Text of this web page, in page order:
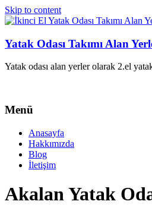
Skip to content
Yatak Odası Takımı Alan
Yatak odası alan yerler olarak 2.el
Menü
Anasayfa
Hakkımızda
Blog
İletişim
Akalan Yatak